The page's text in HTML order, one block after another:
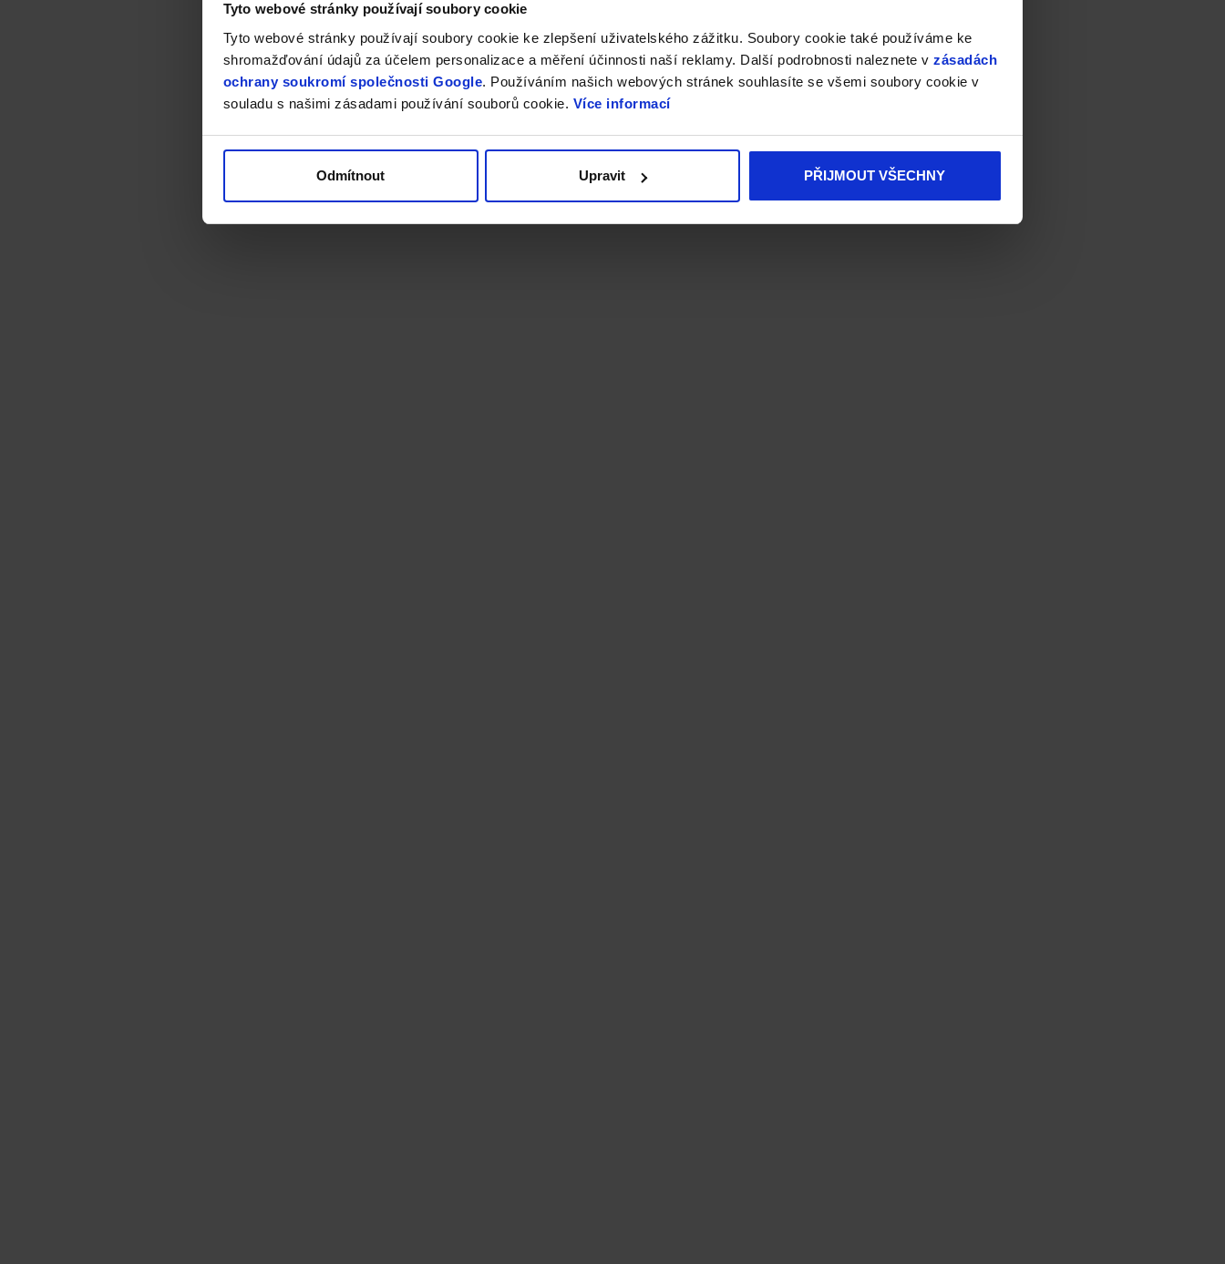
Tyto webové stránky používají soubory cookie
Tyto webové stránky používají soubory cookie ke zlepšení uživatelského zážitku. Soubory cookie také používáme ke
shromažďování údajů za účelem personalizace a měření účinnosti naší reklamy. Další podrobnosti naleznete v zásadách
ochrany soukromí společnosti Google. Používáním našich webových stránek souhlasíte se všemi soubory cookie v
souladu s našimi zásadami používání souborů cookie. Více informací
Odmítnout Upravit PŘIJMOUT VŠECHNY